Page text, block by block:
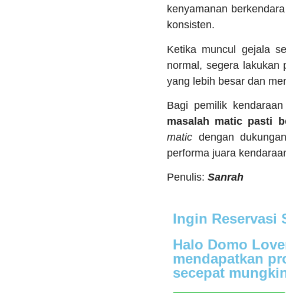
kenyamanan
konsisten.
Ketika muncul gejala
normal, segera lakukan
yang lebih besar dan
Bagi pemilik
masalah matic pasti
matic dengan
performa juara
Penulis: Sanrah
Ingin Reservasi
Halo Domo
mendapatkan
secepat